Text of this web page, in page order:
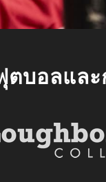
บอลและ